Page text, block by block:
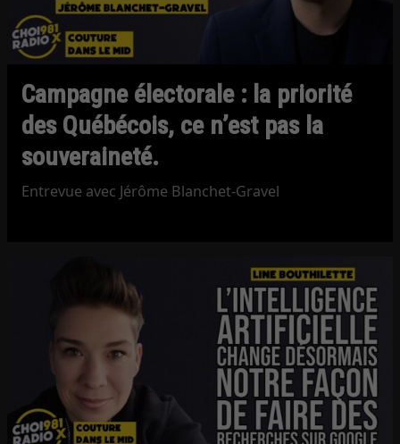
Campagne électorale : la priorité
des Québécois, ce n’est pas la
souveraineté.
Entrevue avec Jérôme Blanchet-Gravel